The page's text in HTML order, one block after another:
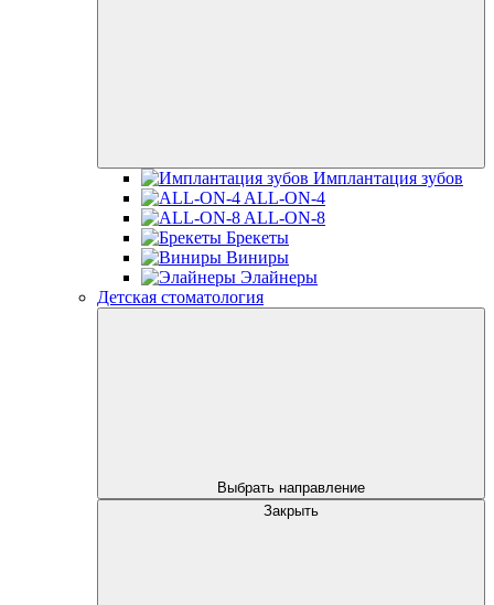
Имплантация зубов
ALL-ON-4
ALL-ON-8
Брекеты
Виниры
Элайнеры
Детская стоматология
Выбрать направление
Закрыть